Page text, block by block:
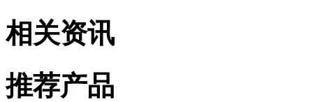
相关资讯
推荐产品